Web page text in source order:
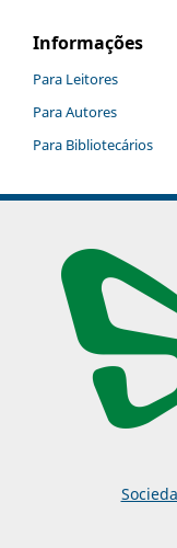
Informações
Para Leitores
Para Autores
Para Bibliotecários